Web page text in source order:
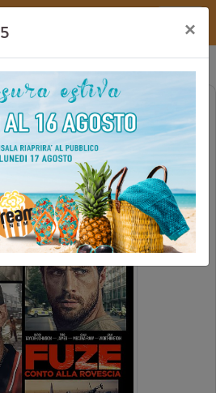
Cinema
ALLA ROVESCIA
PRIMA VISIONE
×